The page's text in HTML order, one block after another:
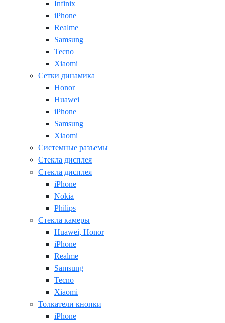
Infinix
iPhone
Realme
Samsung
Tecno
Xiaomi
Сетки динамика
Honor
Huawei
iPhone
Samsung
Xiaomi
Системные разъемы
Стекла дисплея
Стекла дисплея
iPhone
Nokia
Philips
Стекла камеры
Huawei, Honor
iPhone
Realme
Samsung
Tecno
Xiaomi
Толкатели кнопки
iPhone